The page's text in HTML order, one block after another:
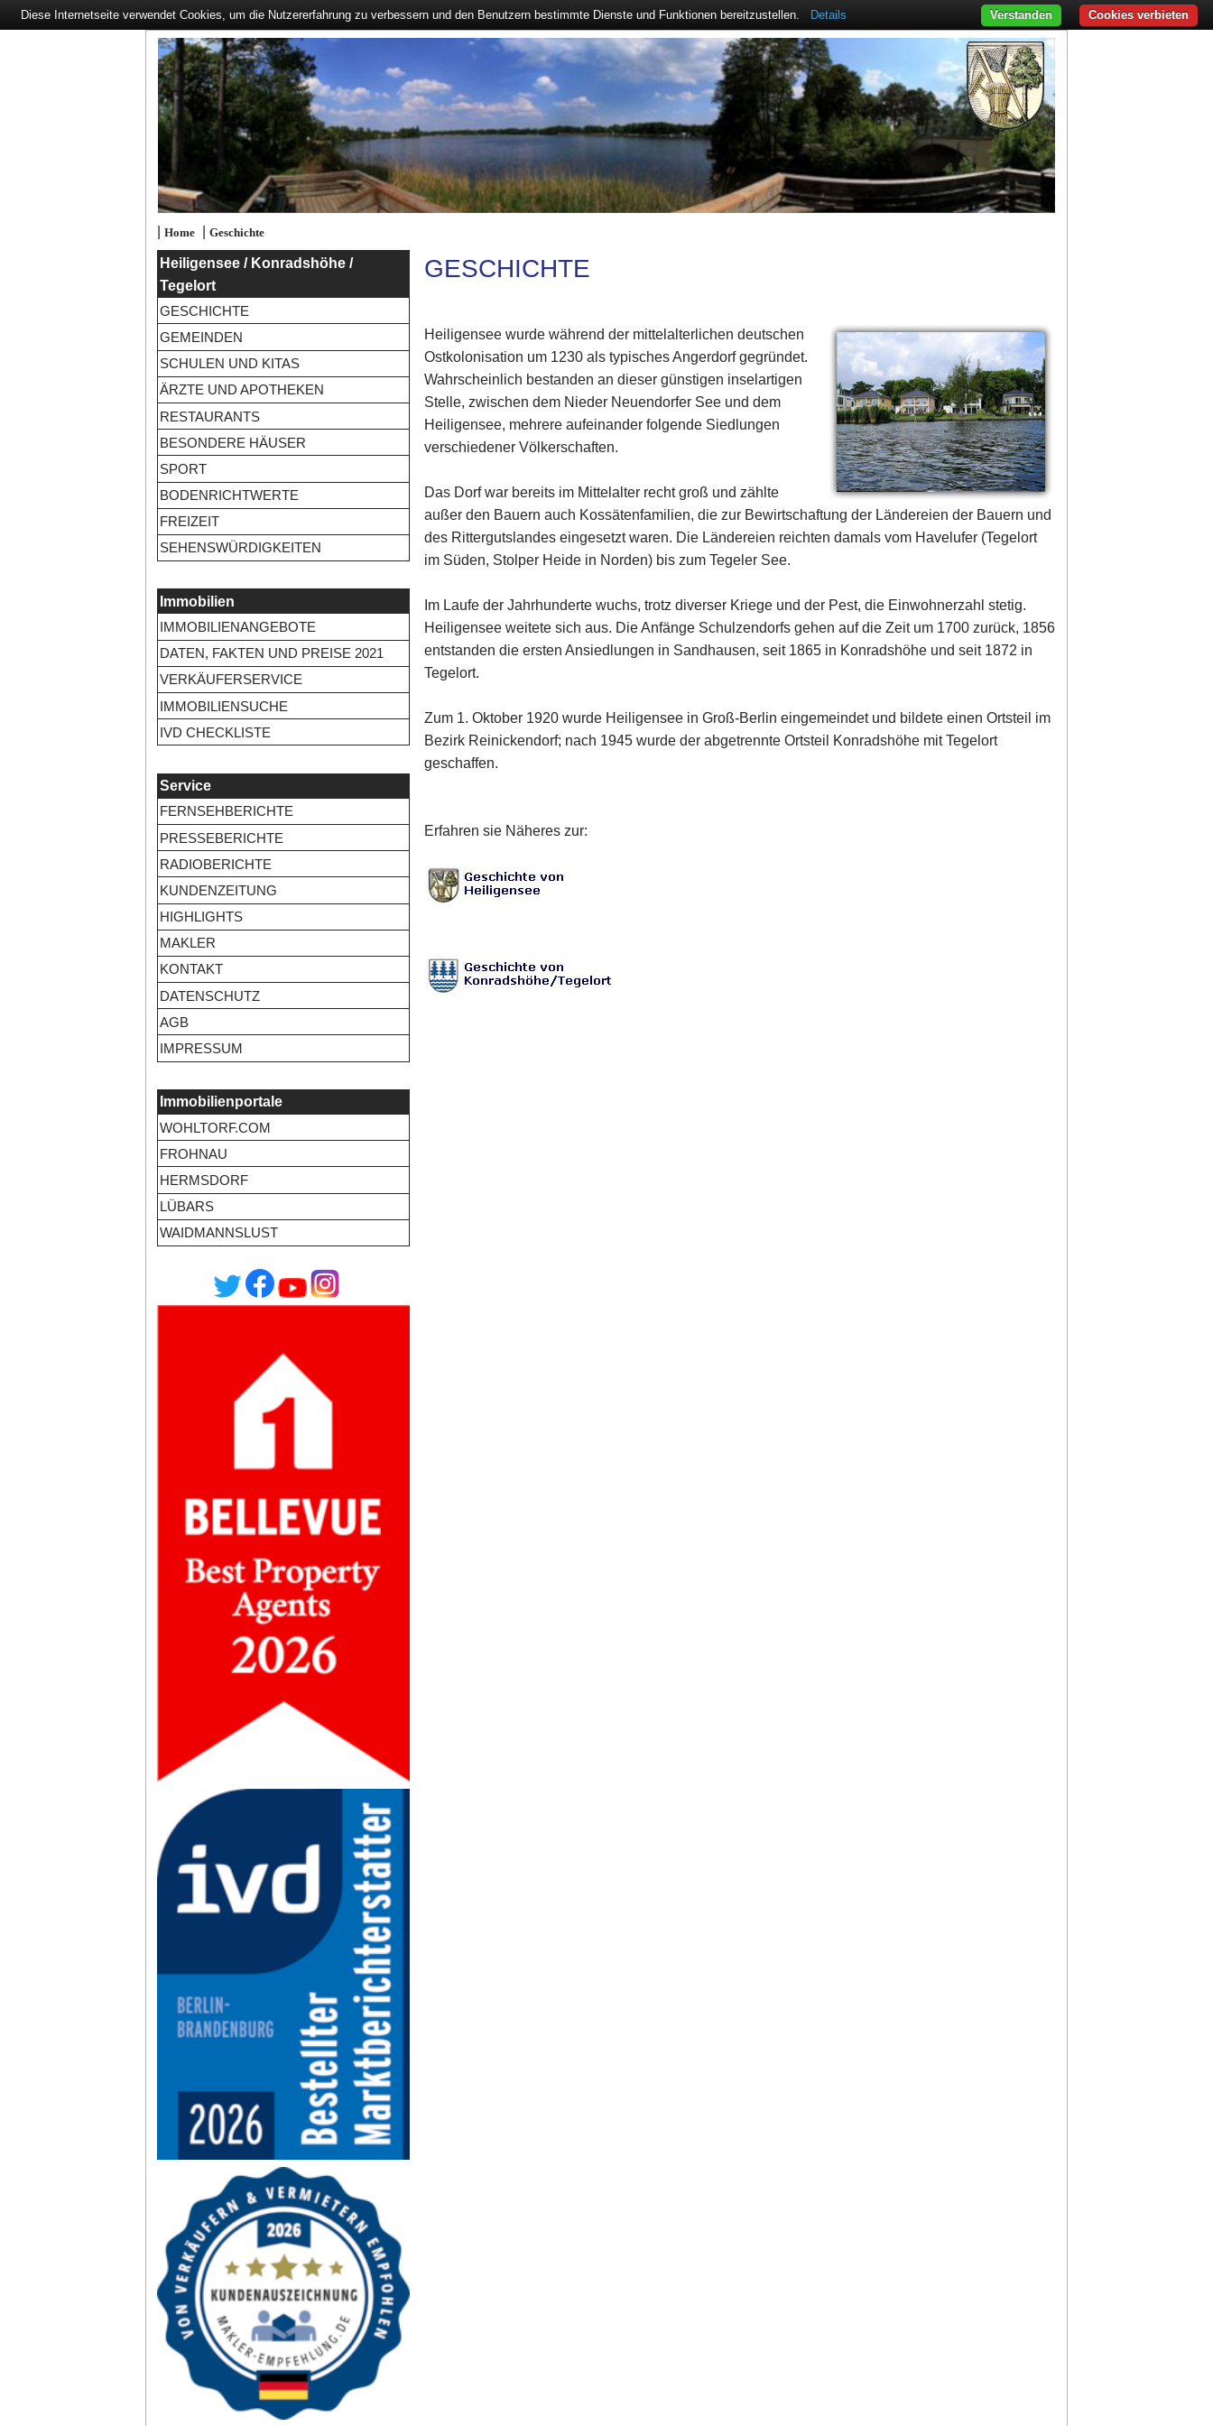
| Home| Geschichte
Heiligensee / Konradshöhe /
Tegelort
GESCHICHTE
GEMEINDEN
SCHULEN UND KITAS
ÄRZTE UND APOTHEKEN
RESTAURANTS
BESONDERE HÄUSER
SPORT
BODENRICHTWERTE
FREIZEIT
SEHENSWÜRDIGKEITEN
Immobilien
IMMOBILIENANGEBOTE
DATEN, FAKTEN UND PREISE 2021
VERKÄUFERSERVICE
IMMOBILIENSUCHE
IVD CHECKLISTE
Service
FERNSEHBERICHTE
PRESSEBERICHTE
RADIOBERICHTE
KUNDENZEITUNG
HIGHLIGHTS
MAKLER
KONTAKT
DATENSCHUTZ
AGB
IMPRESSUM
Immobilienportale
WOHLTORF.COM
FROHNAU
HERMSDORF
LÜBARS
WAIDMANNSLUST
GESCHICHTE
Heiligensee wurde während der mittelalterlichen deutschen
Ostkolonisation um 1230 als typisches Angerdorf gegründet.
Wahrscheinlich bestanden an dieser günstigen inselartigen
Stelle, zwischen dem Nieder Neuendorfer See und dem
Heiligensee, mehrere aufeinander folgende Siedlungen
verschiedener Völkerschaften.
Das Dorf war bereits im Mittelalter recht groß und zählte
außer den Bauern auch Kossätenfamilien, die zur Bewirtschaftung der Ländereien der Bauern und
des Rittergutslandes eingesetzt waren. Die Ländereien reichten damals vom Havelufer (Tegelort
im Süden, Stolper Heide in Norden) bis zum Tegeler See.
Im Laufe der Jahrhunderte wuchs, trotz diverser Kriege und der Pest, die Einwohnerzahl stetig.
Heiligensee weitete sich aus. Die Anfänge Schulzendorfs gehen auf die Zeit um 1700 zurück, 1856
entstanden die ersten Ansiedlungen in Sandhausen, seit 1865 in Konradshöhe und seit 1872 in
Tegelort.
Zum 1. Oktober 1920 wurde Heiligensee in Groß-Berlin eingemeindet und bildete einen Ortsteil im
Bezirk Reinickendorf; nach 1945 wurde der abgetrennte Ortsteil Konradshöhe mit Tegelort
geschaffen.
Erfahren sie Näheres zur:
Diese Internetseite verwendet Cookies, um die Nutzererfahrung zu verbessern und den Benutzern bestimmte Dienste und Funktionen bereitzustellen. Details Cookies verbieten
Verstanden